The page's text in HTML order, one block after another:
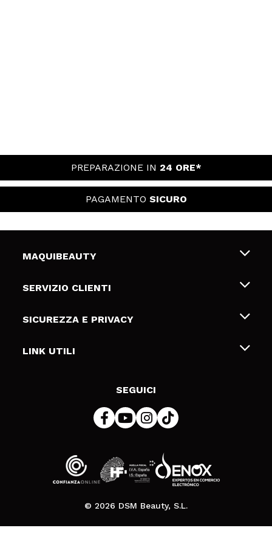
PREPARAZIONE IN 24 ORE*
PAGAMENTO SICURO
MAQUIBEAUTY
Chi siamo
Gift Cards
SERVIZIO CLIENTI
Spedizioni & Resi
Metodi di pagamamento
SICUREZZA E PRIVACY
Termini e condizioni
LINK UTILI
SEGUICI
© 2026 DSM Beauty, S.L.